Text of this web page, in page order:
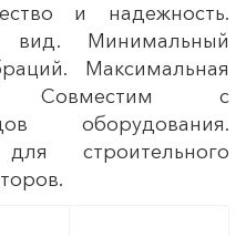
и надежность.
вид. Минимальный
Максимальная
Совместим с
оборудования.
строительного